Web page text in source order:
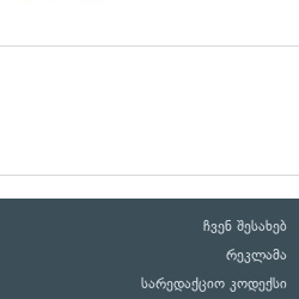
ჩვენ შესახებ
რეკლამა
სარედაქციო კოდექსი